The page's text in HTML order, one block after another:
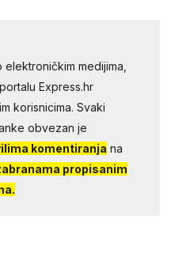
medijima,
Express.hr
korisnicima. Svaki
obvezan je
komentiranja na
propisanim